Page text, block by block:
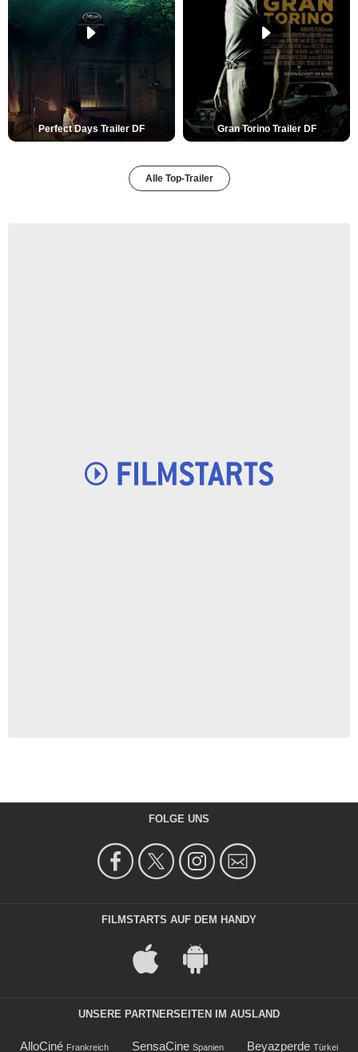
Perfect Days Trailer DF Gran Torino Trailer DF
Alle Top-Trailer
FOLGE UNS
FILMSTARTS AUF DEM HANDY
UNSERE PARTNERSEITEN IM AUSLAND
AlloCiné Frankreich SensaCine Spanien Beyazperde Türkei